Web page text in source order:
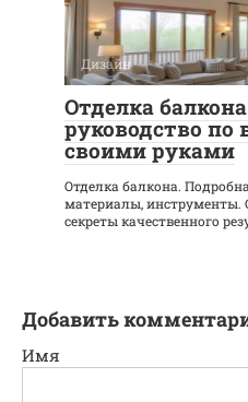
Дизайн
Отделка
руководство
своими руками
Отделка балкона.
материалы, инструменты.
секреты качественного
Добавить
Имя